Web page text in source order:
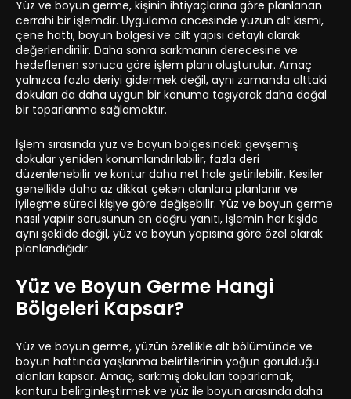
Yüz ve boyun germe, kişinin ihtiyaçlarına göre planlanan
cerrahi bir işlemdir. Uygulama öncesinde yüzün alt kısmı,
çene hattı, boyun bölgesi ve cilt yapısı detaylı olarak
değerlendirilir. Daha sonra sarkmanın derecesine ve
hedeflenen sonuca göre işlem planı oluşturulur. Amaç
yalnızca fazla deriyi gidermek değil, aynı zamanda alttaki
dokuları da daha uygun bir konuma taşıyarak daha doğal
bir toparlanma sağlamaktır.
İşlem sırasında yüz ve boyun bölgesindeki gevşemiş
dokular yeniden konumlandırılabilir, fazla deri
düzenlenebilir ve kontur daha net hale getirilebilir. Kesiler
genellikle daha az dikkat çeken alanlara planlanır ve
iyileşme süreci kişiye göre değişebilir. Yüz ve boyun germe
nasıl yapılır sorusunun en doğru yanıtı, işlemin her kişide
aynı şekilde değil, yüz ve boyun yapısına göre özel olarak
planlandığıdır.
Yüz ve Boyun Germe Hangi
Bölgeleri Kapsar?
Yüz ve boyun germe, yüzün özellikle alt bölümünde ve
boyun hattında yaşlanma belirtilerinin yoğun görüldüğü
alanları kapsar. Amaç, sarkmış dokuları toparlamak,
konturu belirginleştirmek ve yüz ile boyun arasında daha